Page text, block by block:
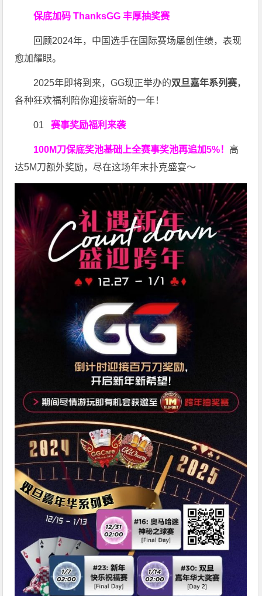
保底加码 ThanksGG 丰厚抽奖赛
回顾2024年，中国选手在国际赛场屡创佳绩，表现
愈加耀眼。
2025年即将到来，GG现正举办的双旦嘉年系列赛，
各种狂欢福利陪你迎接崭新的一年！
01赛事奖励福利来袭
100M刀保底奖池基础上全赛事奖池再追加5%！ 高
达5M刀额外奖励，尽在这场年末扑克盛宴～